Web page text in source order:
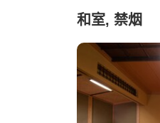
和室, 禁烟